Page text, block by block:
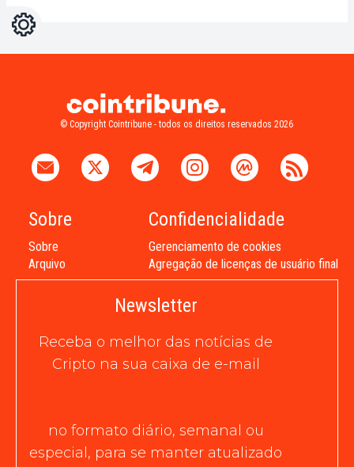
Configurações
© Copyright Cointribune - todos os direitos reservados 2026
Sobre
Sobre
Arquivo
Confidencialidade
Gerenciamento de cookies
Agregação de licenças de usuário final
Newsletter
Receba o melhor das notícias de
Cripto na sua caixa de e-mail
no formato diário, semanal ou
especial, para se manter atualizado